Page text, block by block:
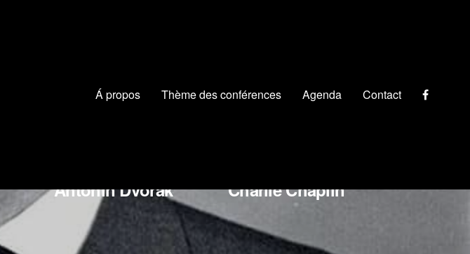
Á propos Thème des conférences Agenda Contact
Antonín Dvořák Charlie Chaplin